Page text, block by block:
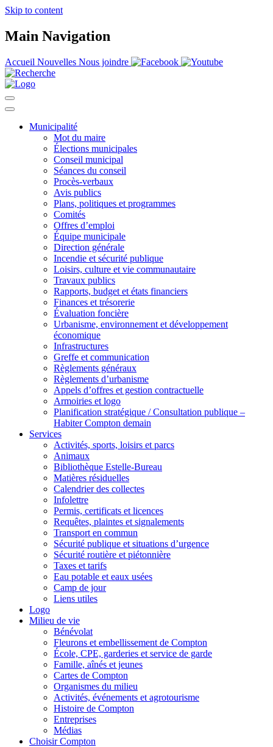
Skip to content
Main Navigation
Accueil Nouvelles Nous joindre
Municipalité
Mot du maire
Élections municipales
Conseil municipal
Séances du conseil
Procès-verbaux
Avis publics
Plans, politiques et programmes
Comités
Offres d’emploi
Équipe municipale
Direction générale
Incendie et sécurité publique
Loisirs, culture et vie communautaire
Travaux publics
Rapports, budget et états financiers
Finances et trésorerie
Évaluation foncière
Urbanisme, environnement et développement
économique
Infrastructures
Greffe et communication
Règlements généraux
Règlements d’urbanisme
Appels d’offres et gestion contractuelle
Armoiries et logo
Planification stratégique / Consultation publique –
Habiter Compton demain
Services
Activités, sports, loisirs et parcs
Animaux
Bibliothèque Estelle-Bureau
Matières résiduelles
Calendrier des collectes
Infolettre
Permis, certificats et licences
Requêtes, plaintes et signalements
Transport en commun
Sécurité publique et situations d’urgence
Sécurité routière et piétonnière
Taxes et tarifs
Eau potable et eaux usées
Camp de jour
Liens utiles
Logo
Milieu de vie
Bénévolat
Fleurons et embellissement de Compton
École, CPE, garderies et service de garde
Famille, aînés et jeunes
Cartes de Compton
Organismes du milieu
Activités, événements et agrotourisme
Histoire de Compton
Entreprises
Médias
Choisir Compton